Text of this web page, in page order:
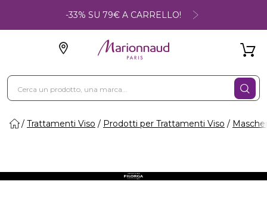
-33% SU 79€ A CARRELLO!
Trattamenti Viso Prodotti per Trattamenti Viso